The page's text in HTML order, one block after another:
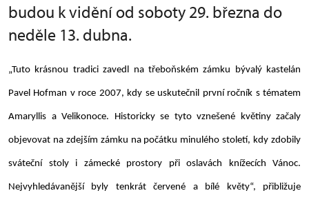
budou k vidění od soboty 29. března do
neděle 13. dubna.
„Tuto krásnou tradici zavedl na třeboňském zámku bývalý kastelán
Pavel Hofman v roce 2007, kdy se uskutečnil první ročník s tématem
Amaryllis a Velikonoce. Historicky se tyto vznešené květiny začaly
objevovat na zdejším zámku na počátku minulého století, kdy zdobily
sváteční stoly i zámecké prostory při oslavách knížecích Vánoc.
Nejvyhledávanější byly tenkrát červené a bílé květy“, přibližuje